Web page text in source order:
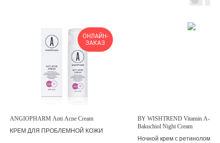
ОНЛАЙН-
ЗАКАЗ
ANGIOPHARM Anti Acne Cream
КРЕМ ДЛЯ ПРОБЛЕМНОЙ КОЖИ
BY WISHTREND Vitamin A-
Bakuchiol Night Cream
Ночной крем с ретинолом и